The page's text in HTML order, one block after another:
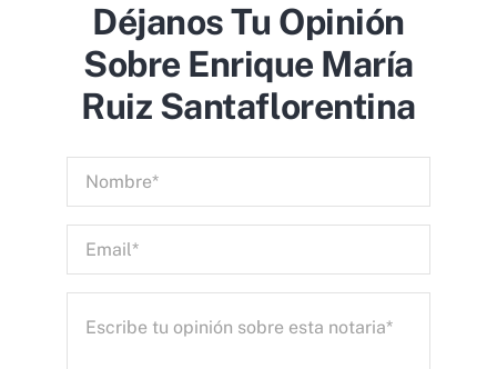
Déjanos Tu Opinión
Sobre Enrique María
Ruiz Santaflorentina